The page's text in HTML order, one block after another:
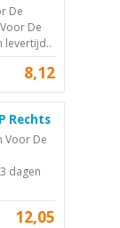
De
De
levertijd..
8,12
Rechts
Voor De
dagen
12,05